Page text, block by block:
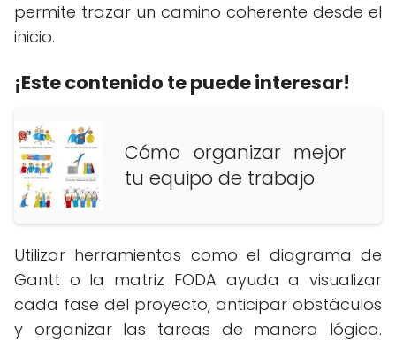
permite trazar un camino coherente desde el
inicio.
¡Este contenido te puede interesar!
Cómo organizar mejor
tu equipo de trabajo
Utilizar herramientas como el diagrama de
Gantt o la matriz FODA ayuda a visualizar
cada fase del proyecto, anticipar obstáculos
y organizar las tareas de manera lógica.